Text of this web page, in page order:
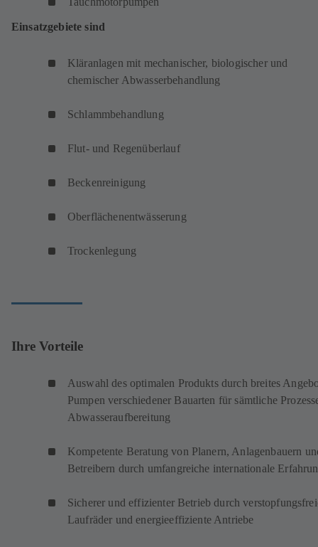
Einsatzgebiete sind
Kläranlagen mit mechanischer, biologischer und
chemischer Abwasserbehandlung
Schlammbehandlung
Flut- und Regenüberlauf
Beckenreinigung
Oberflächenentwässerung
Trockenlegung
Ihre Vorteile
Auswahl des optimalen Produkts durch breites
Pumpen verschiedener Bauarten für sämtliche
Abwasseraufbereitung
Kompetente Beratung von Planern, Anlagenbauern
Betreibern durch umfangreiche internationale
Sicherer und effizienter Betrieb durch
Laufräder und energieeffiziente Antriebe